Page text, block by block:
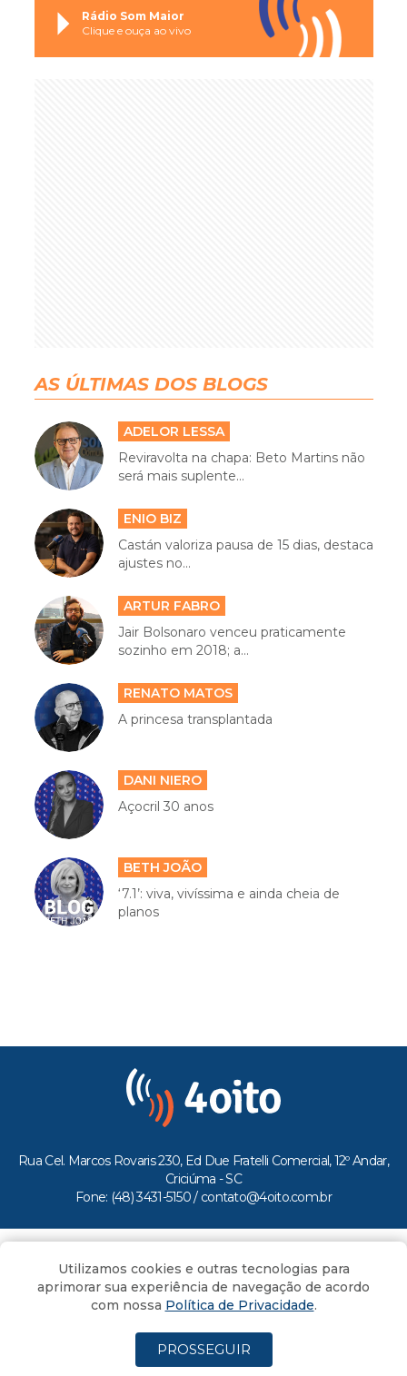
Rádio Som Maior
Clique e ouça ao vivo
AS ÚLTIMAS DOS BLOGS
ADELOR LESSA
Reviravolta na chapa: Beto Martins não
será mais suplente...
ENIO BIZ
Castán valoriza pausa de 15 dias, destaca
ajustes no...
ARTUR FABRO
Jair Bolsonaro venceu praticamente
sozinho em 2018; a...
RENATO MATOS
A princesa transplantada
DANI NIERO
Açocril 30 anos
BETH JOÃO
‘7.1’: viva, vivíssima e ainda cheia de
planos
Rua Cel. Marcos Rovaris 230, Ed Due Fratelli Comercial, 12º Andar,
Criciúma - SC
Fone: (48) 3431-5150 / contato@4oito.com.br
Todos os direitos reservados ao Portal 4oito
Utilizamos cookies e outras tecnologias para
aprimorar sua experiência de navegação de acordo
com nossa Política de Privacidade.
PROSSEGUIR